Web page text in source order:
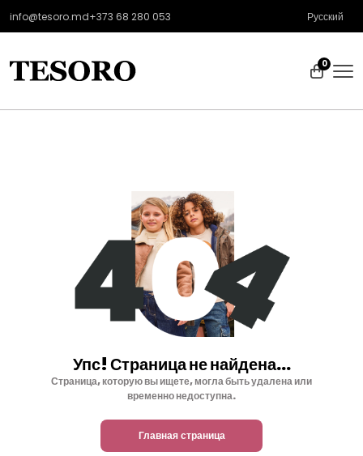
info@tesoro.md+373 68 280 053 Русский
0
Упс! Страница не найдена...
Страница, которую вы ищете, могла быть удалена или
временно недоступна.
Главная страница